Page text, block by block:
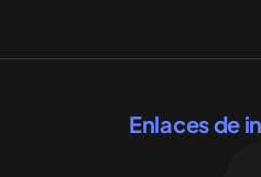
Enlaces de